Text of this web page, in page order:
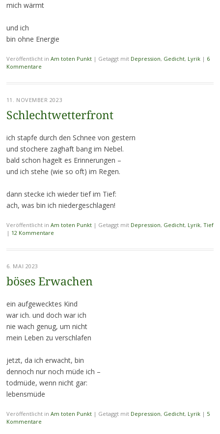
mich wärmt
und ich
bin ohne Energie
Veröffentlicht in Am toten Punkt | Getaggt mit Depression, Gedicht, Lyrik | 6
Kommentare
11. NOVEMBER 2023
Schlechtwetterfront
ich stapfe durch den Schnee von gestern
und stochere zaghaft bang im Nebel.
bald schon hagelt es Erinnerungen –
und ich stehe (wie so oft) im Regen.
dann stecke ich wieder tief im Tief:
ach, was bin ich niedergeschlagen!
Veröffentlicht in Am toten Punkt | Getaggt mit Depression, Gedicht, Lyrik, Tief
| 12 Kommentare
6. MAI 2023
böses Erwachen
ein aufgewecktes Kind
war ich. und doch war ich
nie wach genug, um nicht
mein Leben zu verschlafen
jetzt, da ich erwacht, bin
dennoch nur noch müde ich –
todmüde, wenn nicht gar:
lebensmüde
Veröffentlicht in Am toten Punkt | Getaggt mit Depression, Gedicht, Lyrik | 5
Kommentare